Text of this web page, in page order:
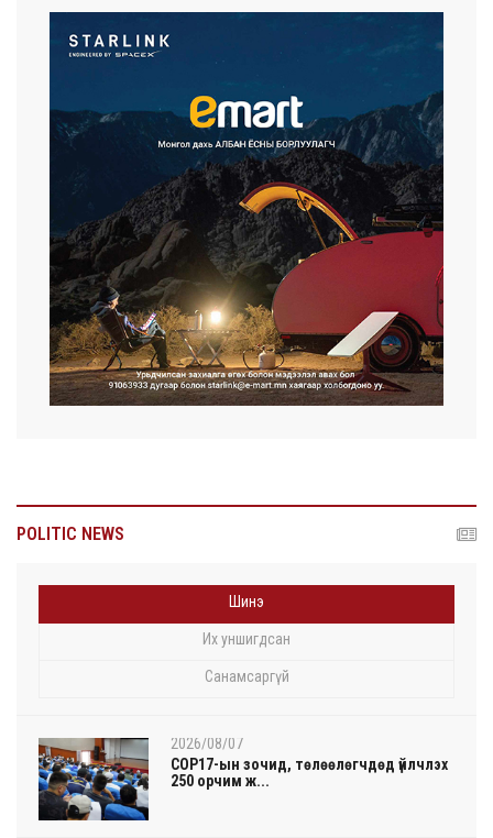
POLITIC NEWS
Шинэ
Их уншигдсан
Санамсаргүй
2026/08/07
COP17-ын зочид, төлөөлөгчдөд үйлчлэх
250 орчим ж...